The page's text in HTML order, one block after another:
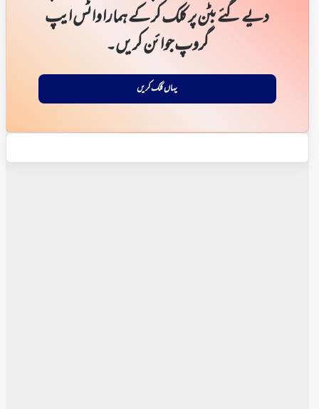
دیے گئے بٹن پر کلک کر کے ہمارا واٹس ایپ
گروپ جوائن کریں۔
یہاں کلک کریں